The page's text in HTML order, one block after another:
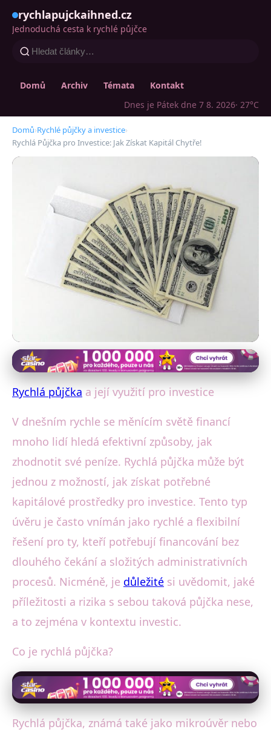
rychlapujckaihned.cz
Jednoduchá cesta k rychlé půjčce
Domů Archiv Témata
Kontakt
Dnes je Pátek dne 7 8. 2026· 27°C
Domů›Rychlé půjčky a investice›
Rychlá Půjčka pro Investice: Jak Získat Kapitál Chytře!
Rychlé půjčky a investice
Rychlá Půjčka pro Investice:
11. 1. 2026· 4 min čtení · Autor: Lucie Holá
Rychlá půjčka a její využití pro investice
V dnešním rychle se měnícím světě financí
mnoho lidí hledá efektivní způsoby, jak
zhodnotit své peníze. Rychlá půjčka může být
jednou z možností, jak získat potřebné
kapitálové prostředky pro investice. Tento typ
úvěru je často vnímán jako rychlé a flexibilní
řešení pro ty, kteří potřebují financování bez
dlouhého čekání a složitých administrativních
procesů. Nicméně, je důležité si uvědomit, jaké
příležitosti a rizika s sebou taková půjčka nese,
a to zejména v kontextu investic.
Co je rychlá půjčka?
Rychlá půjčka, známá také jako mikroúvěr nebo